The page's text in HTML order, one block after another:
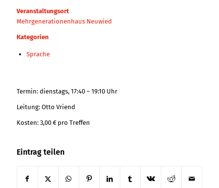
Veranstaltungsort
Mehrgenerationenhaus Neuwied
Kategorien
Sprache
Termin: dienstags, 17:40 – 19:10 Uhr
Leitung: Otto Vriend
Kosten: 3,00 € pro Treffen
Eintrag teilen